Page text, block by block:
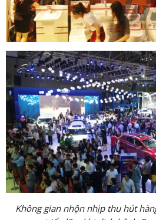
Không gian nhộn nhịp thu hút